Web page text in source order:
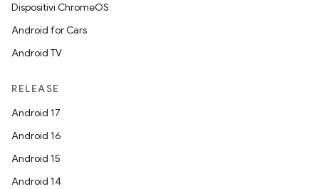
Dispositivi ChromeOS
Android for Cars
Android TV
RELEASE
Android 17
Android 16
Android 15
Android 14